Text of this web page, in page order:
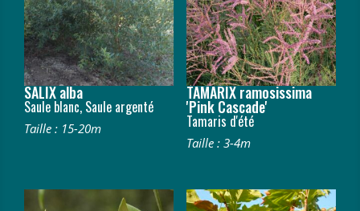
SALIX alba
Saule blanc, Saule argenté
Taille : 15-20m
TAMARIX ramosissima
'Pink Cascade'
Tamaris d'été
Taille : 3-4m